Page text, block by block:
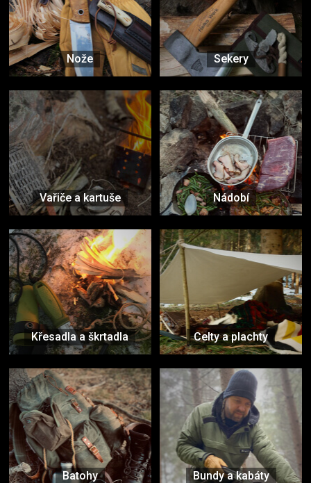
Nože Sekery
Vařiče a kartuše Nádobí
Křesadla a škrtadla Celty a plachty
Batohy Bundy a kabáty